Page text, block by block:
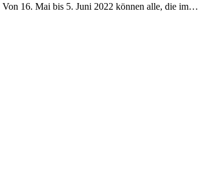
16. Mai bis 5. Juni 2022 können alle, die im…